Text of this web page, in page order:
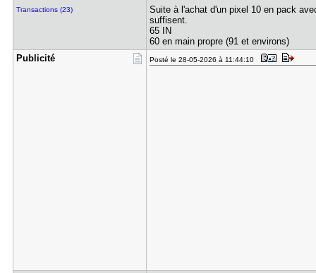
Transactions (23)
Suite à l'achat d'un pixel 10 en pack
suffisent.
65 IN
60 en main propre (91 et environs)
Publicité
Posté le 28-05-2026 à 11:44:10